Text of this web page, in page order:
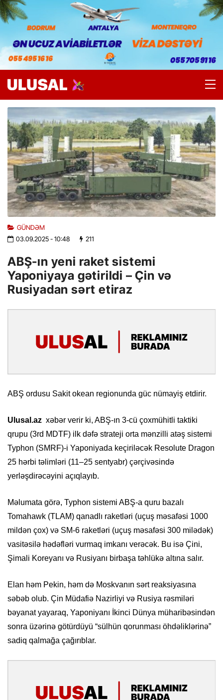
GÜNDƏM
03.09.2025- 10:48 211
ABŞ-ın yeni raket sistemi
Yaponiyaya gətirildi – Çin və
Rusiyadan sərt etiraz
ABŞ ordusu Sakit okean regionunda güc nümayiş etdirir.
Ulusal.az xəbər verir ki, ABŞ-ın 3-cü çoxmühitli taktiki
qrupu (3rd MDTF) ilk dəfə strateji orta mənzilli atəş sistemi
Typhon (SMRF)-i Yaponiyada keçiriləcək Resolute Dragon
25 hərbi təlimləri (11–25 sentyabr) çərçivəsində
yerləşdirəcəyini açıqlayıb.
Məlumata görə, Typhon sistemi ABŞ-a quru bazalı
Tomahawk (TLAM) qanadlı raketləri (uçuş məsafəsi 1000
mildən çox) və SM-6 raketləri (uçuş məsafəsi 300 milədək)
vasitəsilə hədəfləri vurmaq imkanı verəcək. Bu isə Çini,
Şimali Koreyanı və Rusiyanı birbaşa təhlükə altına salır.
Elan həm Pekin, həm də Moskvanın sərt reaksiyasına
səbəb olub. Çin Müdafiə Nazirliyi və Rusiya rəsmiləri
bəyanat yayaraq, Yaponiyanı İkinci Dünya müharibəsindən
sonra üzərinə götürdüyü “sülhün qorunması öhdəliklərinə”
sadiq qalmağa çağırıblar.